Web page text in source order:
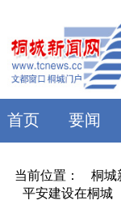
首页 要闻
当前位置： 桐城
平安建设在桐城